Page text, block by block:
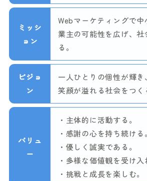
ミッシ
ョン
Webマーケティングで中
業主の可能性を広げ、
る。
ビジョ
ン
一人ひとりの個性が輝き
笑顔が溢れる社会をつく
バリュ
ー
・主体的に活動する。
・感謝の心を持ち続ける。
・優しく誠実である。
・多様な価値観を受け入
・挑戦と成長を楽しむ。